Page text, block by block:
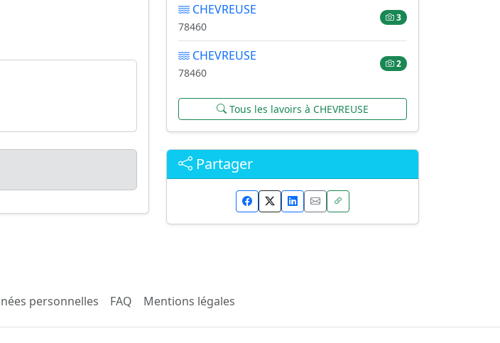
CHEVREUSE
78460
3
CHEVREUSE
78460
2
Tous les lavoirs à CHEVREUSE
Partager
personnelles FAQ Mentions légales